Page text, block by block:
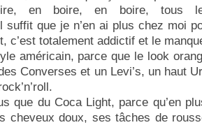
en boire, en boire, tous
suffit que je n’en ai plus chez moi
c’est totalement addictif et le
américain, parce que le look
Converses et un Levi’s, un haut
que du Coca Light, parce qu’en
cheveux doux, ses tâches de